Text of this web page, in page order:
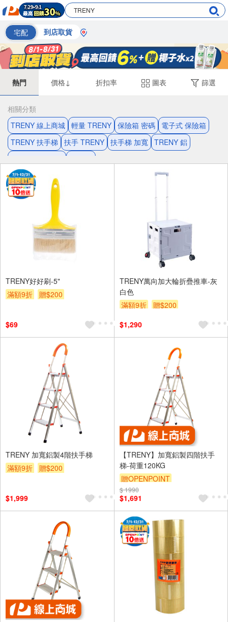
宅配 到店取貨
熱門 價格↓ 折扣率 圖表 篩選
相關分類
TRENY 線上商城 輕量 TRENY 保險箱 密碼
電子式 保險箱
TRENY 扶手梯 扶手 TRENY 扶手梯 加寬 TRENY 鋁
TRENY好好刷-5"
滿額9折
贈$200
$69
TRENY萬向加大輪折疊推車-灰
白色
滿額9折
贈$200
$1,290
TRENY 加寬鋁製4階扶手梯
滿額9折
贈$200
$1,999
【TRENY】加寬鋁製四階扶手
梯-荷重120KG
贈OPENPOINT
$ 1990
$1,691